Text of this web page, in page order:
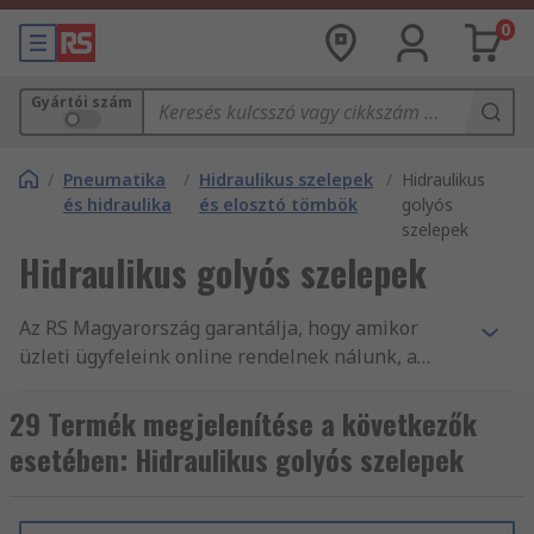
0
Gyártói szám
/ Pneumatika
és hidraulika
/ Hidraulikus szelepek
és elosztó tömbök
/ Hidraulikus
golyós
szelepek
Hidraulikus golyós szelepek
Az RS Magyarország garantálja, hogy amikor
üzleti ügyfeleink online rendelnek nálunk, a
szabványoknak megfelelő termékeket vásárolják.
A vevőszolgálatunk magas minőségére méltán
építhetjük hírnevünket. A(z) Hidraulikus
és egyéb Hidraulikus szelepek, elosztótömbök és
29 Termék megjelenítése a következők
esetében: Hidraulikus golyós szelepek